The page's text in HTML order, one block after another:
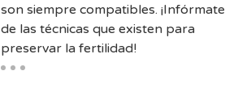
son siempre compatibles. ¡Infórmate
de las técnicas que existen para
preservar la fertilidad!